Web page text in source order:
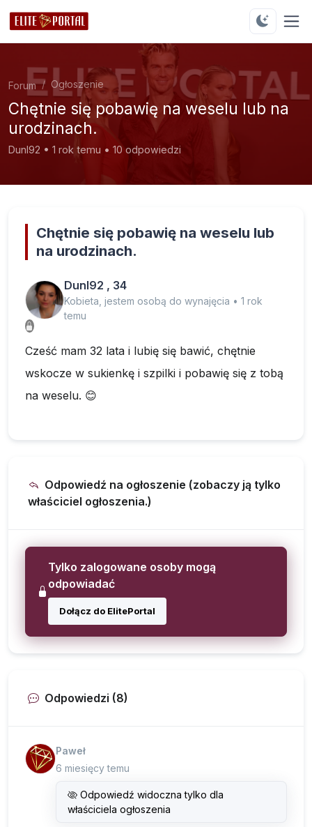
Forum Ogłoszenie
Chętnie się pobawię na weselu lub na
urodzinach.
DunI92 • 1 rok temu • 10 odpowiedzi
Chętnie się pobawię na weselu lub
na urodzinach.
DunI92 , 34
Kobieta, jestem osobą do wynajęcia • 1 rok
temu
Cześć mam 32 lata i lubię się bawić, chętnie
wskocze w sukienkę i szpilki i pobawię się z tobą
na weselu. 😊
Odpowiedź na ogłoszenie (zobaczy ją tylko
właściciel ogłoszenia.)
Tylko zalogowane osoby mogą
odpowiadać
Dołącz do ElitePortal
Odpowiedzi (8)
Paweł
6 miesięcy temu
Odpowiedź widoczna tylko dla
właściciela ogłoszenia